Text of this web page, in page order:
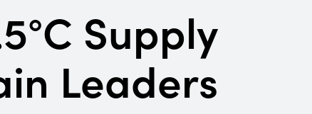
Supply
Leaders